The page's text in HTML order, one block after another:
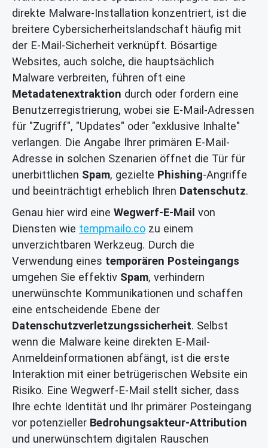
direkte Malware-Installation konzentriert, ist die
breitere Cybersicherheitslandschaft häufig mit
der E-Mail-Sicherheit verknüpft. Bösartige
Websites, auch solche, die hauptsächlich
Malware verbreiten, führen oft eine
Metadatenextraktion durch oder fordern eine
Benutzerregistrierung, wobei sie E-Mail-Adressen
für "Zugriff", "Updates" oder "exklusive Inhalte"
verlangen. Die Angabe Ihrer primären E-Mail-
Adresse in solchen Szenarien öffnet die Tür für
unerbittlichen Spam, gezielte Phishing-Angriffe
und beeinträchtigt erheblich Ihren Datenschutz.
Genau hier wird eine Wegwerf-E-Mail von
Diensten wie tempmailo.co zu einem
unverzichtbaren Werkzeug. Durch die
Verwendung eines temporären Posteingangs
umgehen Sie effektiv Spam, verhindern
unerwünschte Kommunikationen und schaffen
eine entscheidende Ebene der
Datenschutzverletzungssicherheit. Selbst
wenn die Malware keine direkten E-Mail-
Anmeldeinformationen abfängt, ist die erste
Interaktion mit einer betrügerischen Website ein
Risiko. Eine Wegwerf-E-Mail stellt sicher, dass
Ihre echte Identität und Ihr primärer Posteingang
vor potenzieller Bedrohungsakteur-Attribution
und unerwünschtem digitalen Rauschen